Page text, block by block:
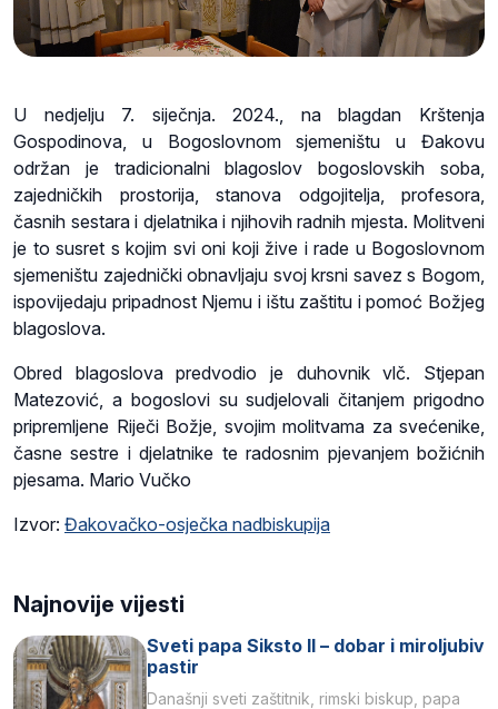
U nedjelju 7. siječnja. 2024., na blagdan Krštenja
Gospodinova, u Bogoslovnom sjemeništu u Đakovu
održan je tradicionalni blagoslov bogoslovskih soba,
zajedničkih prostorija, stanova odgojitelja, profesora,
časnih sestara i djelatnika i njihovih radnih mjesta. Molitveni
je to susret s kojim svi oni koji žive i rade u Bogoslovnom
sjemeništu zajednički obnavljaju svoj krsni savez s Bogom,
ispovijedaju pripadnost Njemu i ištu zaštitu i pomoć Božjeg
blagoslova.
Obred blagoslova predvodio je duhovnik vlč. Stjepan
Matezović, a bogoslovi su sudjelovali čitanjem prigodno
pripremljene Riječi Božje, svojim molitvama za svećenike,
časne sestre i djelatnike te radosnim pjevanjem božićnih
pjesama. Mario Vučko
Izvor: Đakovačko-osječka nadbiskupija
Najnovije vijesti
Sveti papa Siksto II – dobar i miroljubiv
pastir
Današnji sveti zaštitnik, rimski biskup, papa